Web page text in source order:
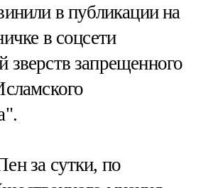
в публикации на
в соцсети
зверств запрещенного
за сутки, по